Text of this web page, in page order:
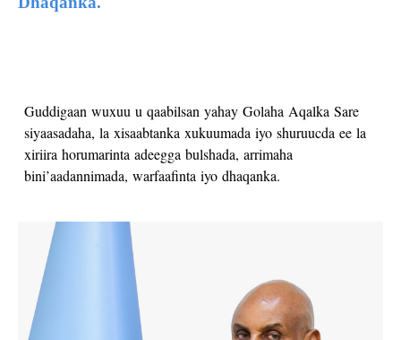
Guddigaan wuxuu u qaabilsan yahay Golaha Aqalka Sare
siyaasadaha, la xisaabtanka xukuumada iyo shuruucda ee la
xiriira horumarinta adeegga bulshada, arrimaha
bini’aadannimada, warfaafinta iyo dhaqanka.